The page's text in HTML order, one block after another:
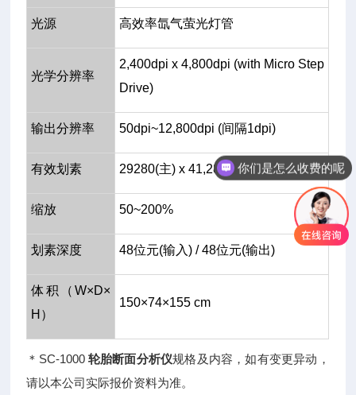
光源 高效率氙气萤光灯管
光学分辨率
2,400dpi x 4,800dpi (with Micro Step
Drive)
输出分辨率 50dpi~12,800dpi (间隔1dpi)
有效划素 29280(主) x 41,280(副) (2,400dpi)
缩放 50~200%
划素深度 48位元(输入) / 48位元(输出)
体积（W×D×
H）
150×74×155 cm
＊SC-1000 轮胎断面分析仪规格及内容，如有变更异动，
请以本公司实际报价资料为准。
你们是怎么收费的呢